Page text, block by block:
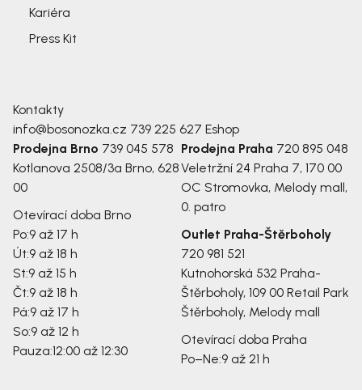
Kariéra
Press Kit
Kontakty
info@bosonozka.cz 739 225 627 Eshop
Prodejna Brno 739 045 578
Kotlanova 2508/3a Brno, 628
00
Otevírací doba Brno
Po:9 až 17 h
Út:9 až 18 h
St:9 až 15 h
Čt:9 až 18 h
Pá:9 až 17 h
So:9 až 12 h
Pauza:12:00 až 12:30
Prodejna Praha 720 895 048
Veletržní 24 Praha 7, 170 00
OC Stromovka, Melody mall,
0. patro
Outlet Praha-Štěrboholy
720 981 521
Kutnohorská 532 Praha-
Štěrboholy, 109 00 Retail Park
Štěrboholy, Melody mall
Otevírací doba Praha
Po–Ne:9 až 21 h